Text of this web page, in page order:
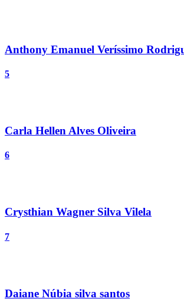
Anthony Emanuel Veríssimo
5
Carla Hellen Alves Oliveira
6
Crysthian Wagner Silva Vilela
7
Daiane Núbia silva santos